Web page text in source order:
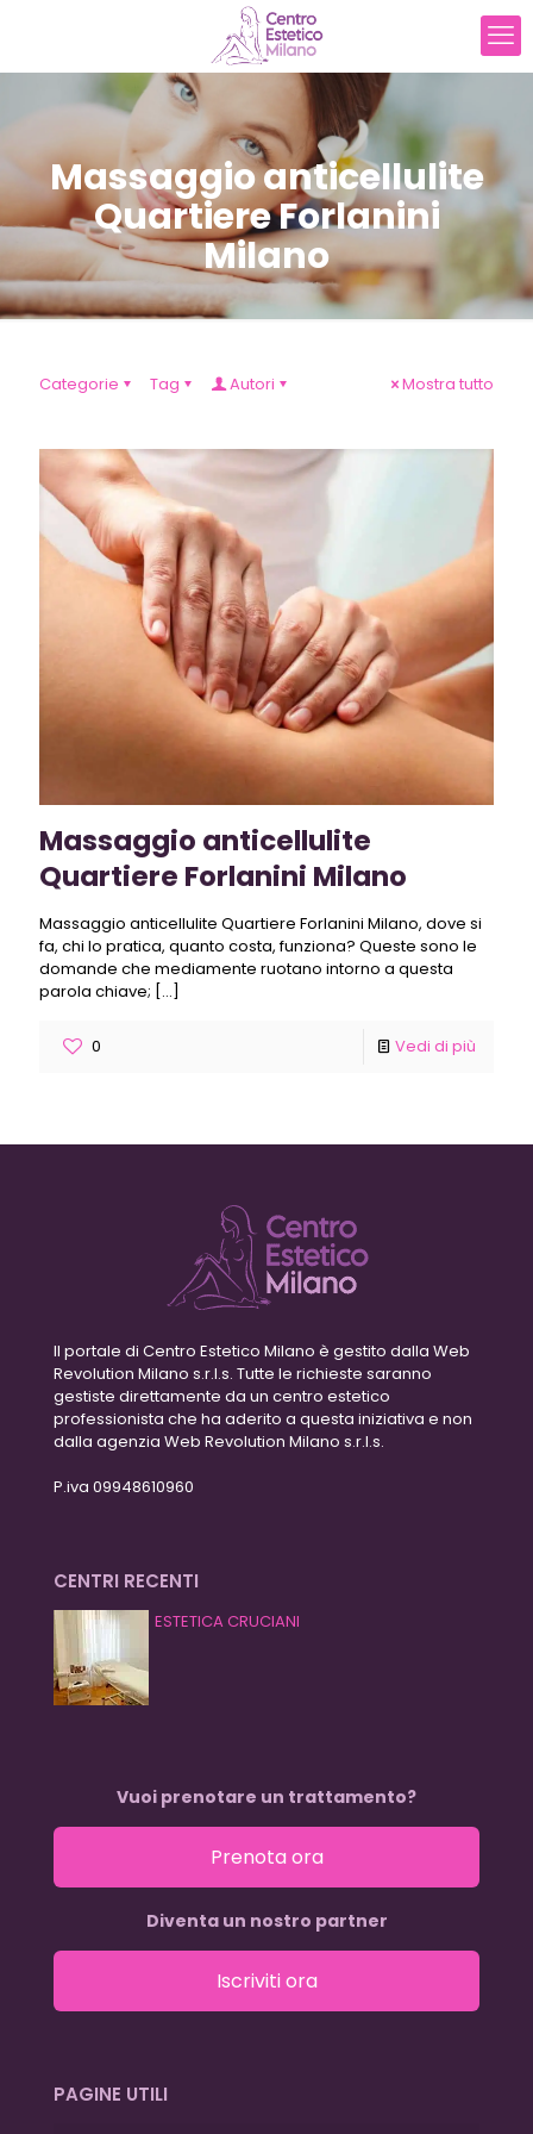
Massaggio anticellulite
Quartiere Forlanini
Milano
Categorie Tag Autori Mostra tutto
Massaggio anticellulite
Quartiere Forlanini Milano
Massaggio anticellulite Quartiere Forlanini Milano, dove si
fa, chi lo pratica, quanto costa, funziona? Queste sono le
domande che mediamente ruotano intorno a questa
parola chiave; […]
0 Vedi di più
Il portale di Centro Estetico Milano è gestito dalla Web
Revolution Milano s.r.l.s. Tutte le richieste saranno
gestiste direttamente da un centro estetico
professionista che ha aderito a questa iniziativa e non
dalla agenzia Web Revolution Milano s.r.l.s.
P.iva 09948610960
CENTRI RECENTI
ESTETICA CRUCIANI
Vuoi prenotare un trattamento?
Prenota ora
Diventa un nostro partner
Iscriviti ora
PAGINE UTILI